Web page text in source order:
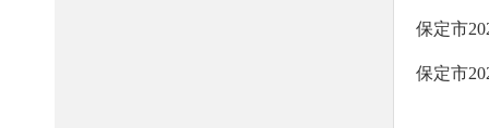
保定市
保定市